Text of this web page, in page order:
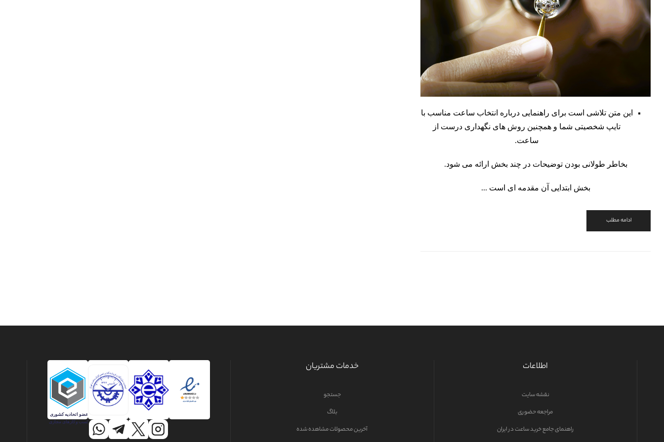
این متن تلاشی است برای راهنمایی درباره انتخاب ساعت مناسب با
تایپ شخصیتی شما و همچنین روش های نگهداری درست از
ساعت.
بخاطر طولانی بودن توضیحات در چند بخش ارائه می شود.
بخش ابتدایی آن مقدمه ای است ...
ادامه مطلب
اطلاعات
نقشه سایت
مراجعه حضوری
راهنمای جامع خرید ساعت در ایران
خدمات مشتریان
جستجو
بلاگ
آخرین محصولات مشاهده شده